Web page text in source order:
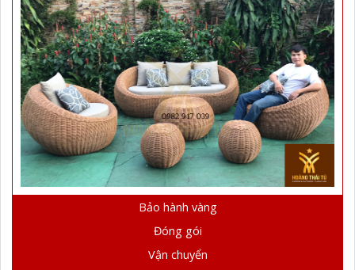
Bảo hành vàng
Đóng gói
Vận chuyển